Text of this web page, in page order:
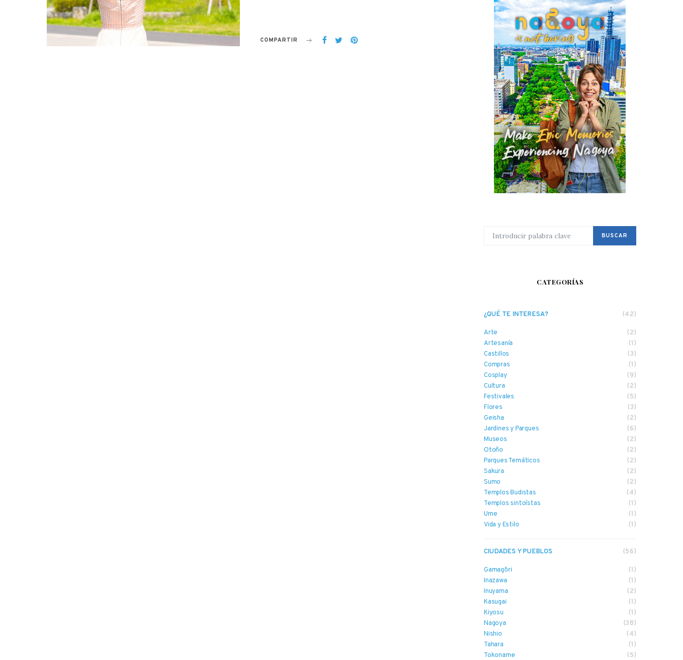
COMPARTIR
BUSCAR
CATEGORÍAS
¿QUÉ TE INTERESA? (42)
Arte
(2)
Artesanía
(1)
Castillos
(3)
Compras
(1)
Cosplay
(9)
Cultura
(2)
Festivales
(5)
Flores
(3)
Geisha
(2)
Jardines y Parques
(6)
Museos
(2)
Otoño
(2)
Parques Temáticos
(2)
Sakura
(2)
Sumo
(2)
Templos Budistas
(4)
Templos sintoístas
(1)
Ume
(1)
Vida y Estilo
(1)
CIUDADES Y PUEBLOS (56)
Gamagōri
(1)
Inazawa
(1)
Inuyama
(2)
Kasugai
(1)
Kiyosu
(1)
Nagoya
(38)
Nishio
(4)
Tahara
(1)
Tokoname
(5)